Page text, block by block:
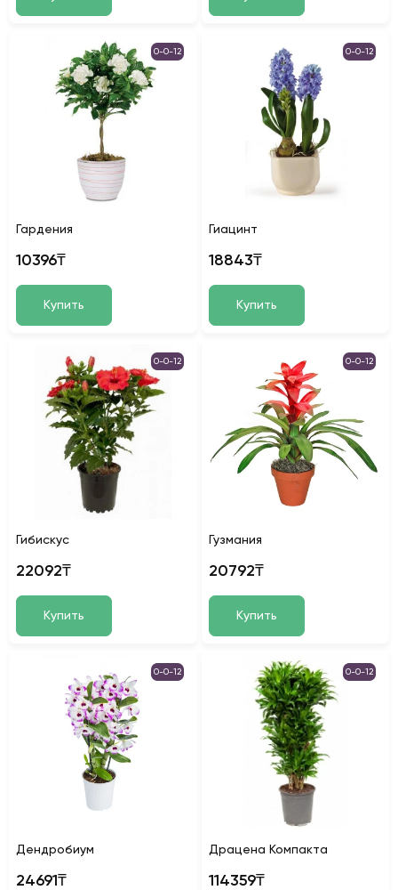
0-0-12
Гардения
10396₸
Купить
0-0-12
Гиацинт
18843₸
Купить
0-0-12
Гибискус
22092₸
Купить
0-0-12
Гузмания
20792₸
Купить
0-0-12
Дендробиум
24691₸
0-0-12
Драцена Компакта
114359₸